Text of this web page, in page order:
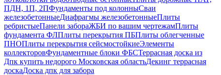
ПДН, 1П, 2ПФундаменты под колонныСваи
железобетонныеДиафрагмы железобетонныеПлиты
ребристыеПанели забораЖБИ по вашим чертежамПлиты
фундамента ФЛПлиты перекрытия ПБПлиты облегченные
ПНОПлиты перекрытия сейсмостойкиеЭлементы
коллекторовФундаментные блоки ФБСТеррасная доска из
Дпк купить недорого Московская областьДекинг террасная
доскаДоска дпк для забора